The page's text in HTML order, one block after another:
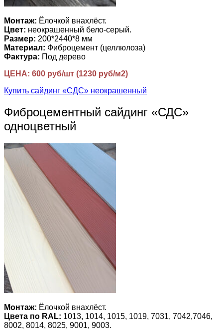
Монтаж: Ёлочкой внахлёст.
Цвет: неокрашенный бело-серый.
Размер: 200*2440*8 мм
Материал: Фиброцемент (целлюлоза)
Фактура: Под дерево
ЦЕНА: 600 руб/шт (1230 руб/м2)
Купить сайдинг «СДС» неокрашенный
Фиброцементный сайдинг «СДС»
одноцветный
Монтаж: Ёлочкой внахлёст.
Цвета по RAL: 1013, 1014, 1015, 1019, 7031, 7042,7046,
8002, 8014, 8025, 9001, 9003.